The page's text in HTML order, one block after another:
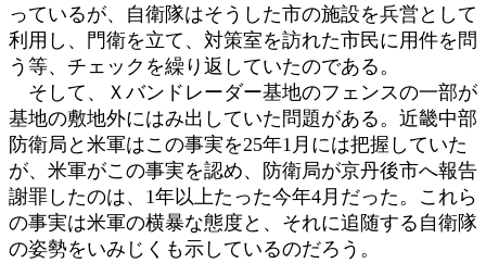
っているが、自衛隊はそうした市の施設を兵営として
利用し、門衛を立て、対策室を訪れた市民に用件を問
う等、チェックを繰り返していたのである。
そして、Ｘバンドレーダー基地のフェンスの一部が
基地の敷地外にはみ出していた問題がある。近畿中部
防衛局と米軍はこの事実を25年1月には把握していた
が、米軍がこの事実を認め、防衛局が京丹後市へ報告
謝罪したのは、1年以上たった今年4月だった。これら
の事実は米軍の横暴な態度と、それに追随する自衛隊
の姿勢をいみじくも示しているのだろう。